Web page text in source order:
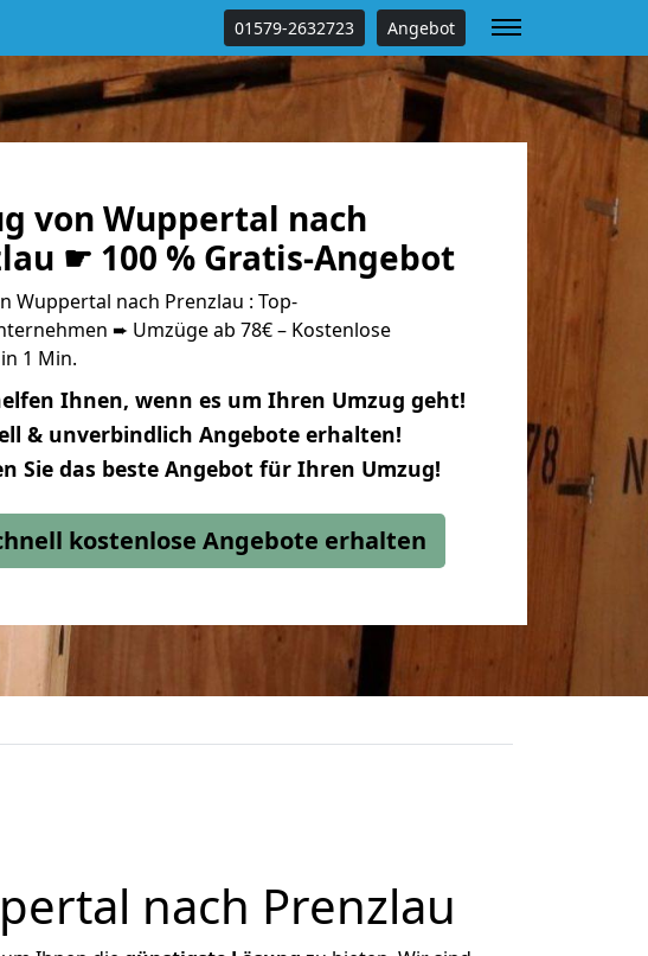
01579-2632723 Angebot
von Wuppertal nach
☛ 100 % Gratis-Angebot
Wuppertal nach Prenzlau : Top-
➨ Umzüge ab 78€ – Kostenlose
1 Min.
Ihnen, wenn es um Ihren Umzug geht!
& unverbindlich Angebote erhalten!
Sie das beste Angebot für Ihren Umzug!
kostenlose Angebote erhalten
nach Prenzlau